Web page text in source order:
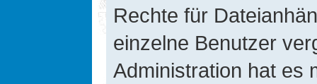
Rechte für
einzelne Benutzer
Administration hat es